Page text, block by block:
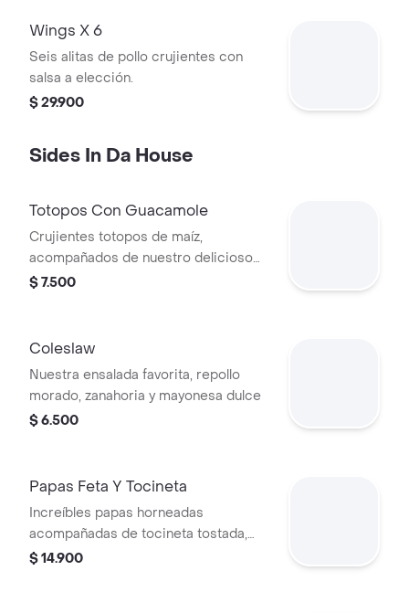
Wings X 6
Seis alitas de pollo crujientes con
salsa a elección.
$ 29.900
Sides In Da House
Totopos Con Guacamole
Crujientes totopos de maíz,
acompañados de nuestro delicioso
guacamole
$ 7.500
Coleslaw
Nuestra ensalada favorita, repollo
morado, zanahoria y mayonesa dulce
$ 6.500
Papas Feta Y Tocineta
Increíbles papas horneadas
acompañadas de tocineta tostada,
sour cream, queso feta y cebollín.
$ 14.900